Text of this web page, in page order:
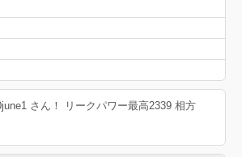
さん！ リークパワー最高2339 相方